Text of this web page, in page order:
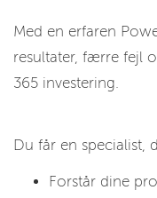
Med en erfaren
resultater, færre fejl
365 investering.
Du får en specialist,
Forstår dine